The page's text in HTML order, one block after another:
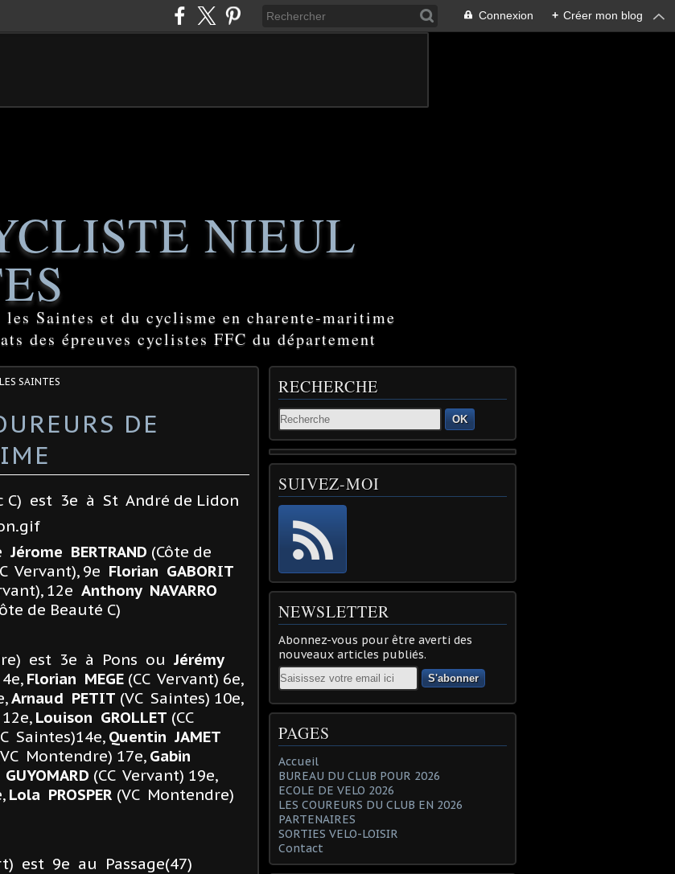
Connexion + Créer mon blog
NIEUL
Saintes et du cyclisme en charente-maritime
des épreuves cyclistes FFC du département
SAINTES
DE
C) est 3e à St André de Lidon
Jérome BERTRAND (Côte de
Vervant), 9e Florian GABORIT
12e Anthony NAVARRO
de Beauté C)
est 3e à Pons ou Jérémy
Florian MEGE (CC Vervant) 6e,
Arnaud PETIT (VC Saintes) 10e,
Louison GROLLET (CC
Saintes)14e, Quentin JAMET
Montendre) 17e, Gabin
(CC Vervant) 19e,
Lola PROSPER (VC Montendre)
est 9e au Passage(47)
RECHERCHE
OK
SUIVEZ-MOI
NEWSLETTER
Abonnez-vous pour être averti des
nouveaux articles publiés.
Email
PAGES
Accueil
BUREAU DU CLUB POUR 2026
ECOLE DE VELO 2026
LES COUREURS DU CLUB EN 2026
PARTENAIRES
SORTIES VELO-LOISIR
Contact